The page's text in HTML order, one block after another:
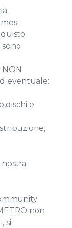
sono
eventuale:
e
nostra
non
si